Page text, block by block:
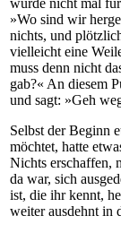
würde nicht mal
»Wo sind wir
nichts, und
vielleicht eine
muss denn nicht
gab?« An diesem
und sagt: »Geh
Selbst der Beginn
möchtet, hatte
Nichts erschaffen,
da war, sich
ist, die ihr kennt,
weiter ausdehnt in